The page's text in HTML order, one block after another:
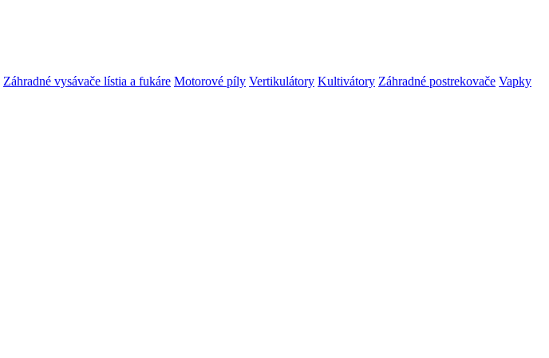
Záhradné vysávače lístia a fukáre Motorové píly Vertikulátory Kultivátory Záhradné postrekovače Vapky